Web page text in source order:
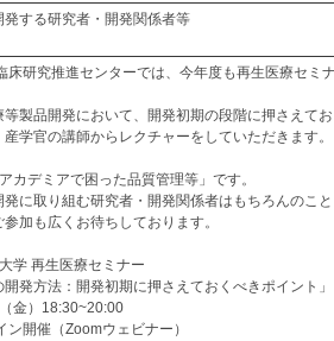
する研究者・開発関係者等
床研究推進センターでは、今年度も再生医療セミ
製品開発において、開発初期の段階に押さえて
学官の講師からレクチャーをしていただきます。
カデミアで困った品質管理等」です。
に取り組む研究者・開発関係者はもちろんのこ
加も広くお待ちしております。
学 再生医療セミナー
開発方法：開発初期に押さえておくべきポイント」
金）18:30~20:00
ン開催（Zoomウェビナー）